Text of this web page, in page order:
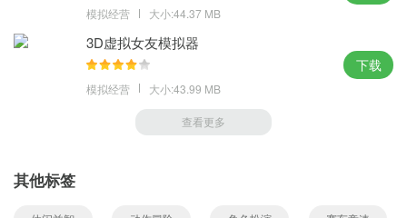
模拟经营 大小:44.37 MB
3D虚拟女友模拟器
模拟经营 大小:43.99 MB
下载
查看更多
其他标签